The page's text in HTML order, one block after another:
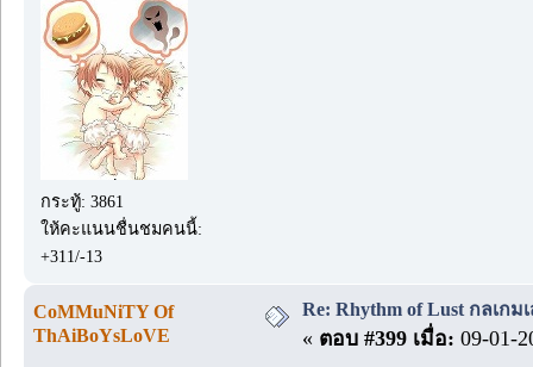
กระทู้: 3861
ให้คะแนนชื่นชมคนนี้:
+311/-13
CoMMuNiTY Of
ThAiBoYsLoVE
Re: Rhythm of Lust กลเกม
« ตอบ #399 เมื่อ: 09-01-